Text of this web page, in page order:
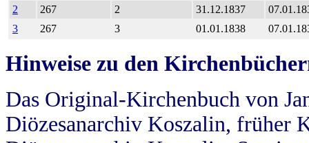
2
267 2 31.12.1837
3
267 3 01.01.1838
Hinweise zu den
Das Original-Kirchenbuch von
Diözesanarchiv Koszalin, früher